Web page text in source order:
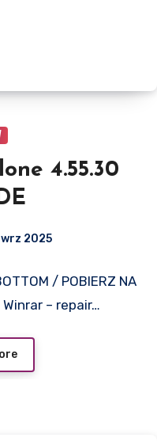
4.55.30
wrz 2025
/ POBIERZ NA
Winrar – repair…